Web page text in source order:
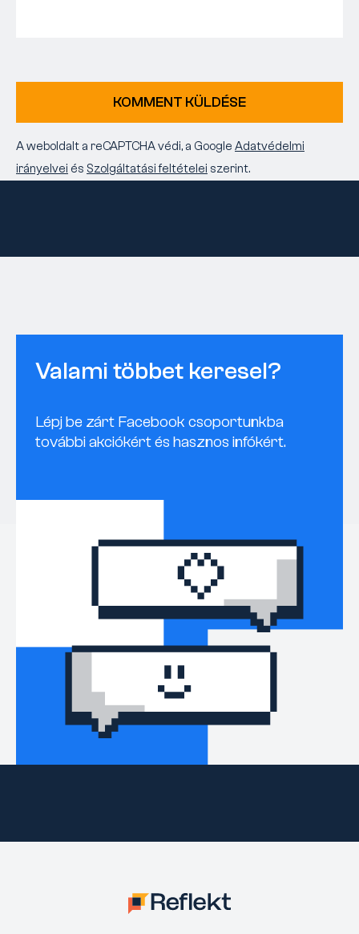
KOMMENT KÜLDÉSE
A weboldalt a reCAPTCHA védi, a Google Adatvédelmi
irányelvei és Szolgáltatási feltételei szerint.
Valami többet keresel?
Lépj be zárt Facebook csoportunkba
további akciókért és hasznos infókért.